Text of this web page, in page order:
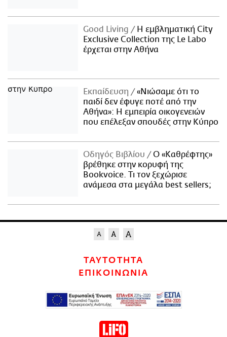
Good Living
Η εμβληματική City
Exclusive Collection της Le Labo
έρχεται στην Αθήνα
Εκπαίδευση
«Νιώσαμε ότι το
παιδί δεν έφυγε ποτέ από την
Αθήνα»: Η εμπειρία οικογενειών
που επέλεξαν σπουδές στην Κύπρο
Οδηγός Βιβλίου
Ο «Καθρέφτης»
βρέθηκε στην κορυφή της
Bookvoice. Τι τον ξεχώρισε
ανάμεσα στα μεγάλα best sellers;
ΤΑΥΤΟΤΗΤΑ
ΕΠΙΚΟΙΝΩΝΙΑ